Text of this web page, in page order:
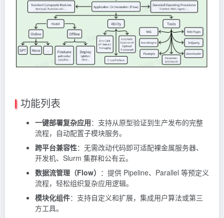
功能列表
一键部署复杂应用：支持从原型验证到生产发布的完整
流程，自动配置子模块服务。
跨平台兼容性：无需改动代码即可适配裸金属服务器、
开发机、Slurm 集群和公有云。
数据流管理（Flow） ：提供 Pipeline、Parallel 等预定义
流程，轻松组织复杂应用逻辑。
模块化组件：支持自定义和扩展，集成用户算法或第三
方工具。